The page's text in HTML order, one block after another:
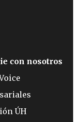
con nosotros
ÚH